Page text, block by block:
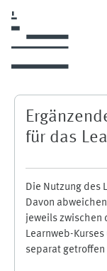
für das
Die Nutzung des
Davon
jeweils zwischen
Learnweb-
separat getroffen